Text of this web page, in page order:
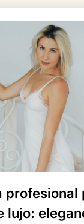
profesional
lujo: